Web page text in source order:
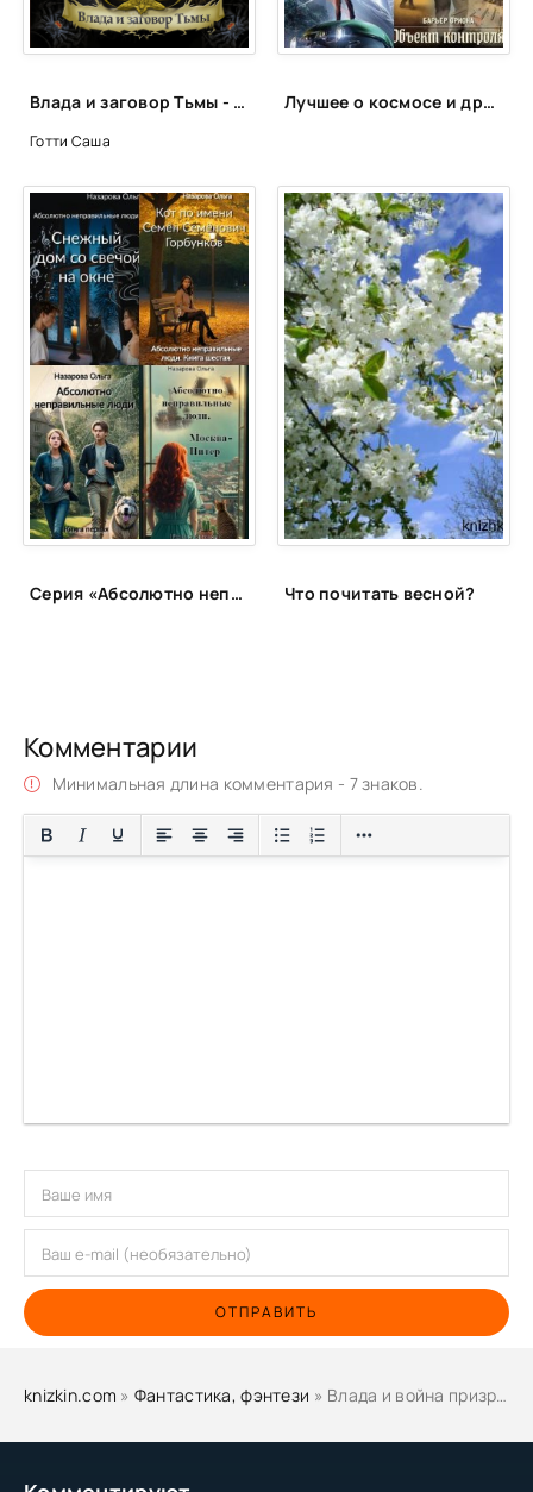
Влада и заговор Тьмы - Саша Готти
Готти Саша
Лучшее о космосе и других планетах
Серия «Абсолютно неправильные люди» Что почитать весной?
Комментарии
Минимальная длина комментария - 7 знаков.
ОТПРАВИТЬ
knizkin.com » Фантастика, фэнтези » Влада и война призраков - Саша Готти